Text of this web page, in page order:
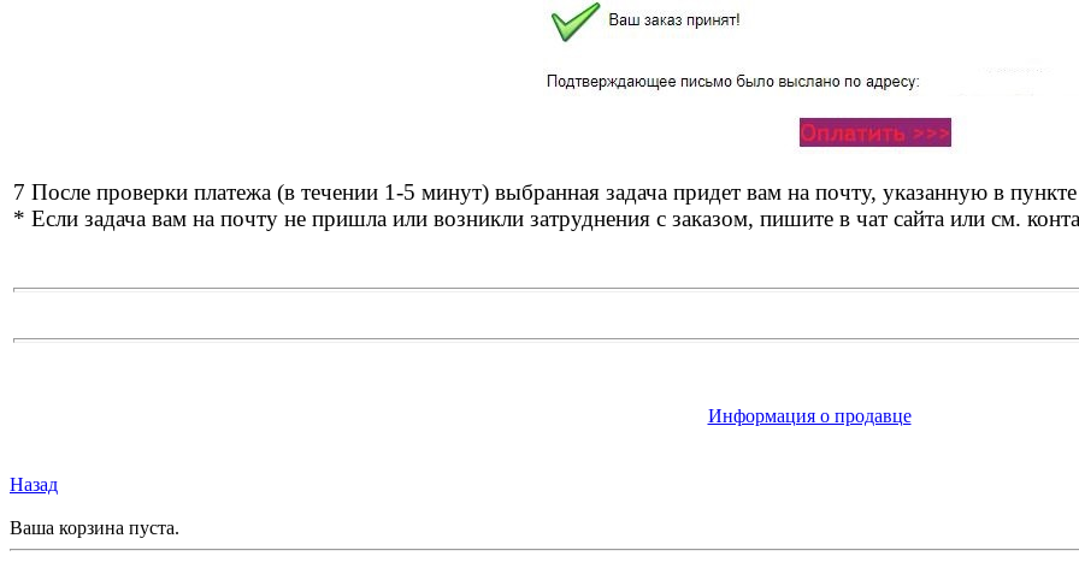
7 После проверки платежа (в течении 1-5 минут) выбранная задача придет вам на почту, указанную в
* Если задача вам на почту не пришла или возникли затруднения с заказом, пишите в чат сайта или см.
Информация о продавце
Назад
Ваша корзина пуста.